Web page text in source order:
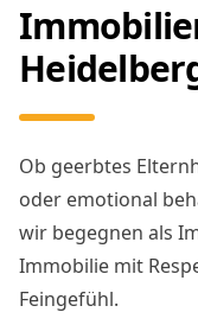
Ob geerbtes
oder emotional
wir begegnen als
Immobilie mit
Feingefühl.